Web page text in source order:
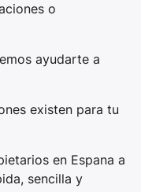
o
ayudarte a
existen para tu
en Espana a
sencilla y